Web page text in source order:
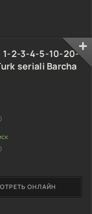
1-2-3-4-5-10-20-
seriali Barcha
ОНЛАЙН